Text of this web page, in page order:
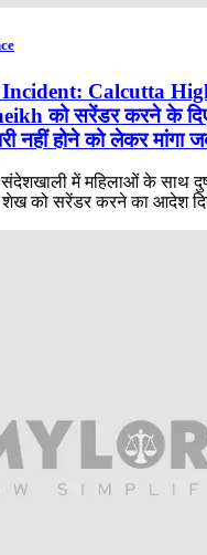
Calcutta
को सरेंडर करने के
नहीं होने को लेकर मांगा
संदेशखाली में महिलाओं के साथ
शेख को सरेंडर करने का आदेश